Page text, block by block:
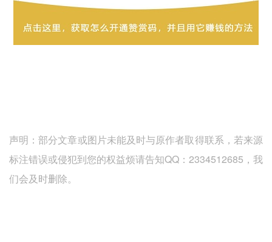
声明：部分文章或图片未能及时与原作者取得联系，若来源
标注错误或侵犯到您的权益烦请告知QQ：2334512685，我
们会及时删除。